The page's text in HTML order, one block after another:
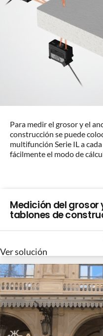
Para medir el grosor y el
construcción se puede
multifunción Serie IL a
fácilmente el modo de
Medición del
tablones de
Ver solución